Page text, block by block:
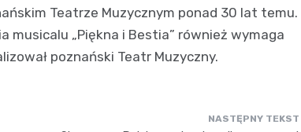
Teatrze Muzycznym ponad 30 lat temu.
„Piękna i Bestia” również wymaga
poznański Teatr Muzyczny.